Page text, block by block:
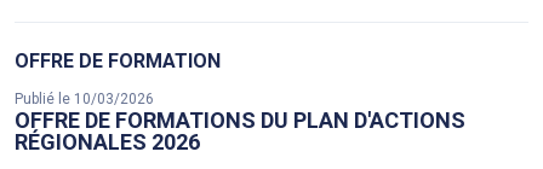
OFFRE DE FORMATION
Publié le 10/03/2026
OFFRE DE FORMATIONS DU PLAN D'ACTIONS
RÉGIONALES 2026